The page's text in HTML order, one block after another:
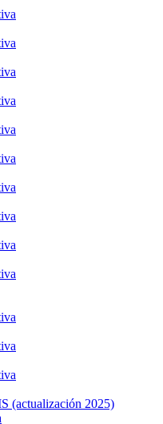
(actualización 2025)